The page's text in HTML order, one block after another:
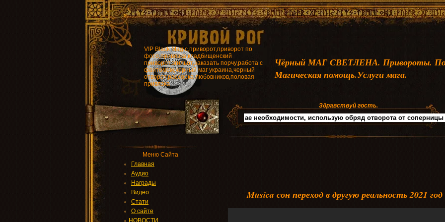
VIP Black Magic,приворот,приворот по
фото,привязка,кладбищенский
приворот,эгильот,заказать порчу,работа с
фантомом,черный маг украина,черный
отворот,рассорка любовников,половая
привязка
Чёрный МАГ СВЕТЛЕНА. Привороты.
Магическая помощь.Услуги мага.
Здравствуй гость.
Меню Сайта
Главная
Аудио
Награды
Видео
Стати
О сайте
НОВОСТИ
Musica сон переход в другую реальность 2021 год